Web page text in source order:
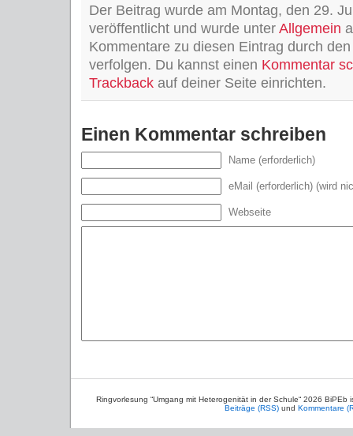
Der Beitrag wurde am Montag, den 29.
veröffentlicht und wurde unter Allgemein
Kommentare zu diesen Eintrag durch
verfolgen. Du kannst einen Kommentar
Trackback auf deiner Seite einrichten.
Einen Kommentar schreiben
Name (erforderlich)
eMail (erforderlich) (wird
Webseite
Ringvorlesung “Umgang mit Heterogenität in der Schule“ 2026 BiPEb
Beiträge (RSS)und Kommentare